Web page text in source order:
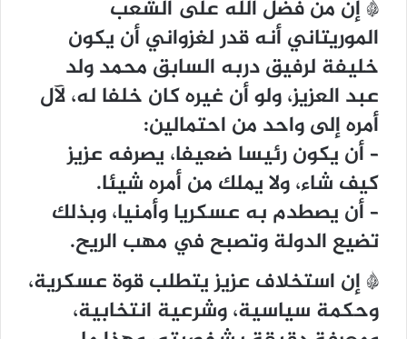
* إن من فضل الله على الشعب
الموريتاني أنه قدر لغزواني أن يكون
خليفة لرفيق دربه السابق محمد ولد
عبد العزيز، ولو أن غيره كان خلفا له، لآل
أمره إلى واحد من احتمالين:
– أن يكون رئيسا ضعيفا، يصرفه عزيز
كيف شاء، ولا يملك من أمره شيئا.
– أن يصطدم به عسكريا وأمنيا، وبذلك
تضيع الدولة وتصبح في مهب الريح.
* إن استخلاف عزيز يتطلب قوة عسكرية،
وحكمة سياسية، وشرعية انتخابية،